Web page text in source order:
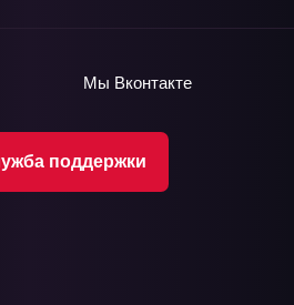
поддержки
Мы Вконтакте